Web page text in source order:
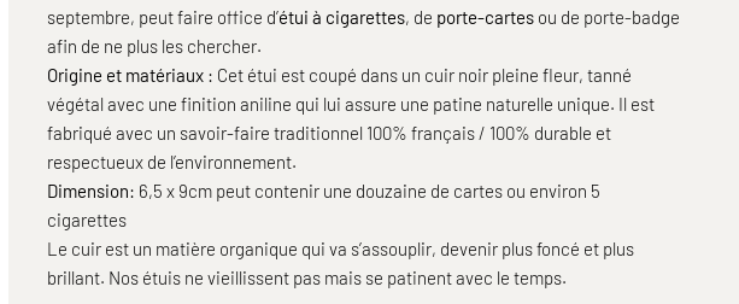
septembre, peut faire office d’étui à cigarettes, de porte-cartes ou de porte-badge
afin de ne plus les chercher.
Origine et matériaux : Cet étui est coupé dans un cuir noir pleine fleur, tanné
végétal avec une finition aniline qui lui assure une patine naturelle unique. Il est
fabriqué avec un savoir-faire traditionnel 100% français / 100% durable et
respectueux de l’environnement.
Dimension: 6,5 x 9cm peut contenir une douzaine de cartes ou environ 5
cigarettes
Le cuir est un matière organique qui va s’assouplir, devenir plus foncé et plus
brillant. Nos étuis ne vieillissent pas mais se patinent avec le temps.